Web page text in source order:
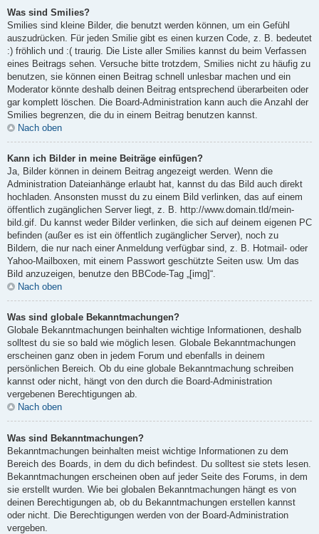
Was sind Smilies?
Smilies sind kleine Bilder, die benutzt werden können, um ein Gefühl
auszudrücken. Für jeden Smilie gibt es einen kurzen Code, z. B. bedeutet
:) fröhlich und :( traurig. Die Liste aller Smilies kannst du beim Verfassen
eines Beitrags sehen. Versuche bitte trotzdem, Smilies nicht zu häufig zu
benutzen, sie können einen Beitrag schnell unlesbar machen und ein
Moderator könnte deshalb deinen Beitrag entsprechend überarbeiten oder
gar komplett löschen. Die Board-Administration kann auch die Anzahl der
Smilies begrenzen, die du in einem Beitrag benutzen kannst.
Nach oben
Kann ich Bilder in meine Beiträge einfügen?
Ja, Bilder können in deinem Beitrag angezeigt werden. Wenn die
Administration Dateianhänge erlaubt hat, kannst du das Bild auch direkt
hochladen. Ansonsten musst du zu einem Bild verlinken, das auf einem
öffentlich zugänglichen Server liegt, z. B. http://www.domain.tld/mein-
bild.gif. Du kannst weder Bilder verlinken, die sich auf deinem eigenen PC
befinden (außer es ist ein öffentlich zugänglicher Server), noch zu
Bildern, die nur nach einer Anmeldung verfügbar sind, z. B. Hotmail- oder
Yahoo-Mailboxen, mit einem Passwort geschützte Seiten usw. Um das
Bild anzuzeigen, benutze den BBCode-Tag „[img]“.
Nach oben
Was sind globale Bekanntmachungen?
Globale Bekanntmachungen beinhalten wichtige Informationen, deshalb
solltest du sie so bald wie möglich lesen. Globale Bekanntmachungen
erscheinen ganz oben in jedem Forum und ebenfalls in deinem
persönlichen Bereich. Ob du eine globale Bekanntmachung schreiben
kannst oder nicht, hängt von den durch die Board-Administration
vergebenen Berechtigungen ab.
Nach oben
Was sind Bekanntmachungen?
Bekanntmachungen beinhalten meist wichtige Informationen zu dem
Bereich des Boards, in dem du dich befindest. Du solltest sie stets lesen.
Bekanntmachungen erscheinen oben auf jeder Seite des Forums, in dem
sie erstellt wurden. Wie bei globalen Bekanntmachungen hängt es von
deinen Berechtigungen ab, ob du Bekanntmachungen erstellen kannst
oder nicht. Die Berechtigungen werden von der Board-Administration
vergeben.